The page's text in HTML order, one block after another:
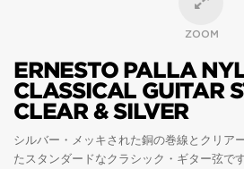
ZOOM
ERNESTO PALLA
CLASSICAL GUITAR
CLEAR & SILVER
シルバー・メッキされた銅の巻線とクリア
たスタンダードなクラシック・ギター弦です